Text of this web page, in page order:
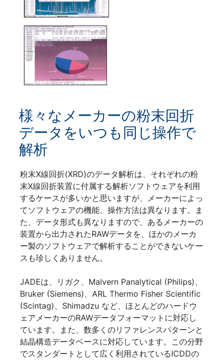
様々なメーカーの粉末回折
データをいつも同じ操作で
解析
粉末X線回折(XRD)のデータ解析は、それぞれの粉
末X線回折装置に付属する解析ソフトウェアを利用
するケースが多いかと思いますが、メーカーによっ
てソフトウェアの機能、操作方法は異なります。ま
た、データ形式も異なりますので、あるメーカーの
装置から出力されたRAWデータを、ほかのメーカ
ー製のソフトウェアで解析することができないケー
スも珍しくありません。
JADEは、リガク、Malvern Panalytical (Philips)、
Bruker (Siemens)、ARL Thermo Fisher Scientific
(Scintag)、Shimadzu など、ほとんどのハードウ
ェアメーカーのRAWデータフォーマットに対応し
ています。また、数多くのリファレンスパターンと
結晶構造データベースに対応しています。この分野
でスタンダートとして広く利用されているICDDの